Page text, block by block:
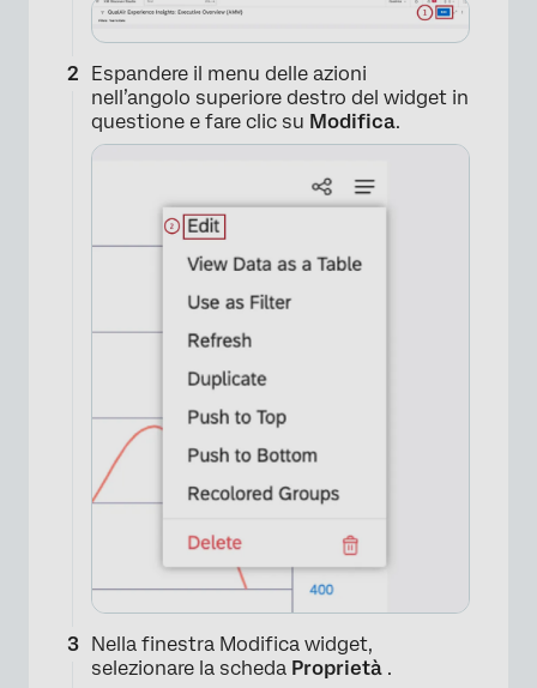
×
Espandere il menu delle azioni
nell’angolo superiore destro del widget in
questione e fare clic su Modifica.
Nella finestra Modifica widget,
selezionare la scheda Proprietà .